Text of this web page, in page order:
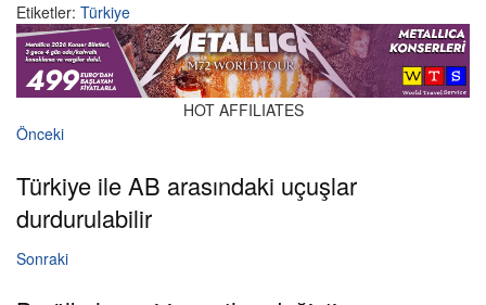
Etiketler: Türkiye
HOT AFFILIATES
Önceki
Türkiye ile AB arasındaki uçuşlar
durdurulabilir
Sonraki